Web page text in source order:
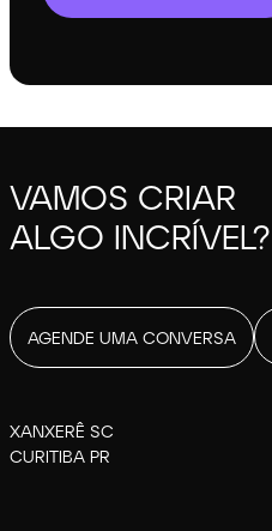
VAMOS CRIAR
ALGO INCRÍVEL?
AGENDE UMA CONVERSA
XANXERÊ SC
CURITIBA PR